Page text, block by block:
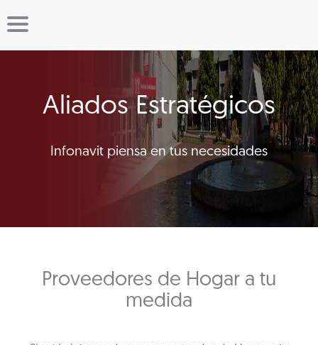
Aliados Estratégicos
Infonavit piensa en tus necesidades
Proveedores de Hogar a tu
medida